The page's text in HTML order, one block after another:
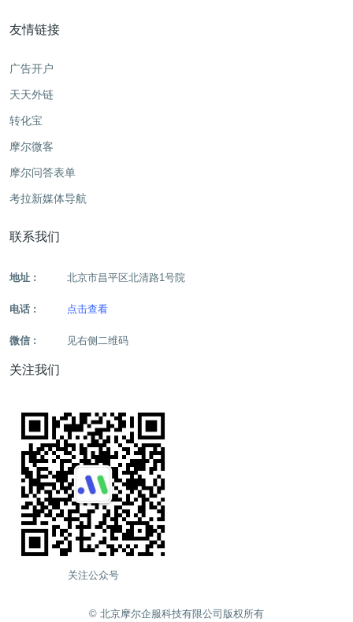
友情链接
广告开户
天天外链
转化宝
摩尔微客
摩尔问答表单
考拉新媒体导航
联系我们
地址 : 北京市昌平区北清路1号院
电话 : 点击查看
微信 : 见右侧二维码
关注我们
关注公众号
©️ 北京摩尔企服科技有限公司版权所有